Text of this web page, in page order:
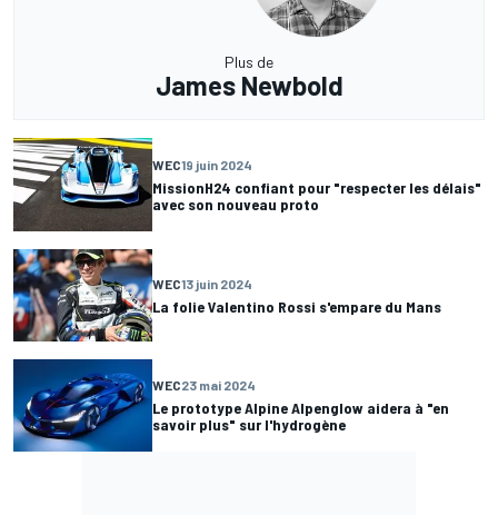
Plus de
James Newbold
WEC19 juin 2024
MissionH24 confiant pour "respecter les délais"
avec son nouveau proto
WEC13 juin 2024
La folie Valentino Rossi s'empare du Mans
WEC23 mai 2024
Le prototype Alpine Alpenglow aidera à "en
savoir plus" sur l'hydrogène